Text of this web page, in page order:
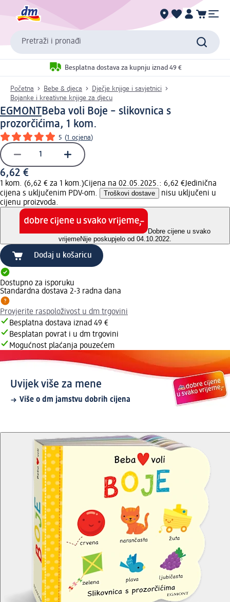
Pretraži i pronađi
Besplatna dostava za kupnju iznad 49 €
Početna Bebe & djeca
Dječje knjige i savjetnici
Bojanke i kreativne knjige za djecu
EGMONTBeba voli Boje – slikovnica s
prozorčićima, 1 kom.
5 (1 ocjena)
6,62 €
1 kom. (6,62 € za 1 kom.)Cijena na 02.05.2025.: 6,62 €Jedinična
cijena s uključenim PDV-om.
Troškovi dostave
nisu uključeni u
cijenu proizvoda.
Dobre cijene u svako
vrijemeNije poskupjelo od 04.10.2022.
Dodaj u košaricu
Dostupno za isporuku
Standardna dostava 2-3 radna dana
Provjerite raspoloživost u dm trgovini
Besplatna dostava iznad 49 €
Besplatan povrat i u dm trgovini
Mogućnost plaćanja pouzećem
Uvijek više za mene
Više o dm jamstvu dobrih cijena